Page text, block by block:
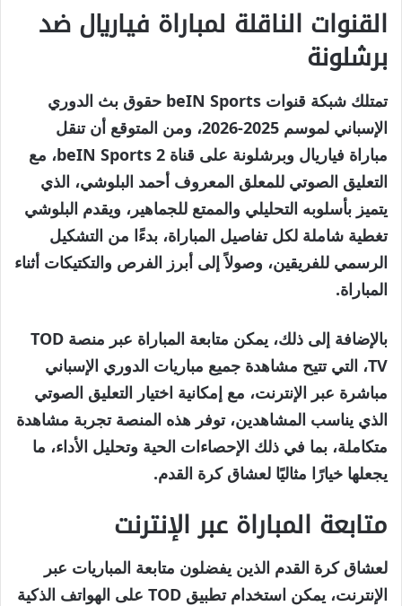
القنوات الناقلة لمباراة فياريال ضد
برشلونة
تمتلك شبكة قنوات beIN Sports حقوق بث الدوري
الإسباني لموسم 2025-2026، ومن المتوقع أن تنقل
مباراة فياريال وبرشلونة على قناة beIN Sports 2، مع
التعليق الصوتي للمعلق المعروف أحمد البلوشي، الذي
يتميز بأسلوبه التحليلي والممتع للجماهير، ويقدم البلوشي
تغطية شاملة لكل تفاصيل المباراة، بدءًا من التشكيل
الرسمي للفريقين، وصولاً إلى أبرز الفرص والتكتيكات أثناء
المباراة.
بالإضافة إلى ذلك، يمكن متابعة المباراة عبر منصة TOD
TV، التي تتيح مشاهدة جميع مباريات الدوري الإسباني
مباشرة عبر الإنترنت، مع إمكانية اختيار التعليق الصوتي
الذي يناسب المشاهدين، توفر هذه المنصة تجربة مشاهدة
متكاملة، بما في ذلك الإحصاءات الحية وتحليل الأداء، ما
يجعلها خيارًا مثاليًا لعشاق كرة القدم.
متابعة المباراة عبر الإنترنت
لعشاق كرة القدم الذين يفضلون متابعة المباريات عبر
الإنترنت، يمكن استخدام تطبيق TOD على الهواتف الذكية